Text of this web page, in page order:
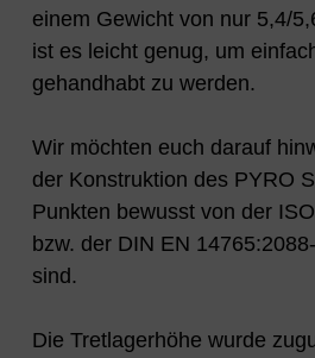
einem Gewicht von nur 5,4/
ist es leicht genug, um
gehandhabt zu werden.
Wir möchten euch darauf
der Konstruktion des PYRO
Punkten bewusst von der
bzw. der DIN EN
sind.
Die Tretlagerhöhe wurde